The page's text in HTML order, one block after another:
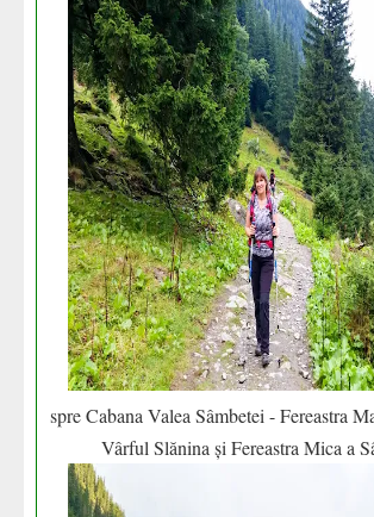
spre Cabana Valea Sâmbetei - Fereastra
Vârful Slănina și Fereastra Mica a